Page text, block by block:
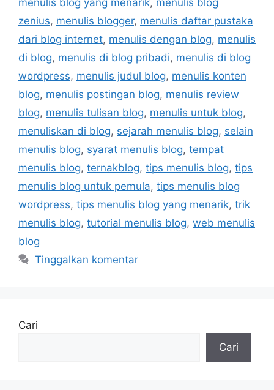
menulis blog yang menarik, menulis blog
zenius, menulis blogger, menulis daftar pustaka
dari blog internet, menulis dengan blog, menulis
di blog, menulis di blog pribadi, menulis di blog
wordpress, menulis judul blog, menulis konten
blog, menulis postingan blog, menulis review
blog, menulis tulisan blog, menulis untuk blog,
menuliskan di blog, sejarah menulis blog, selain
menulis blog, syarat menulis blog, tempat
menulis blog, ternakblog, tips menulis blog, tips
menulis blog untuk pemula, tips menulis blog
wordpress, tips menulis blog yang menarik, trik
menulis blog, tutorial menulis blog, web menulis
blog
Tinggalkan komentar
Cari
Cari